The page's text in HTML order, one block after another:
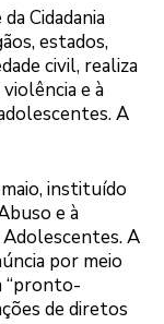
Cidadania
estados,
civil, realiza
e à
A
maio, instituído
e à
A
por meio
“pronto-
de diretos